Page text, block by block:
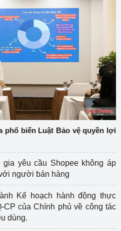
phổ biến Luật Bảo vệ quyền lợi
gia yêu cầu Shopee không áp
người bán hàng
Kế hoạch hành động thực
CP của Chính phủ về công tác
dùng.